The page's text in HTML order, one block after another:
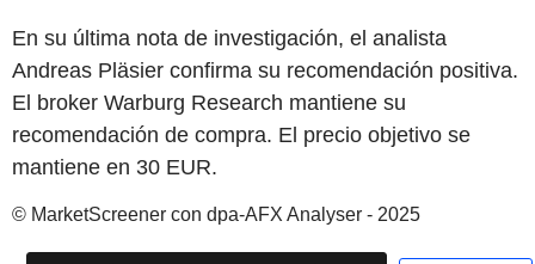
En su última nota de investigación, el analista
Andreas Pläsier confirma su recomendación positiva.
El broker Warburg Research mantiene su
recomendación de compra. El precio objetivo se
mantiene en 30 EUR.
© MarketScreener con dpa-AFX Analyser - 2025